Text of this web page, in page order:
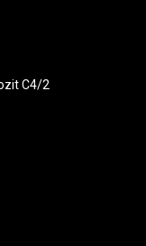
C4/2